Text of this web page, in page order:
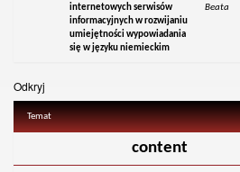
internetowych serwisów
informacyjnych w rozwijaniu
umiejętności wypowiadania
się w języku niemieckim
Beata
Odkryj
Temat
content